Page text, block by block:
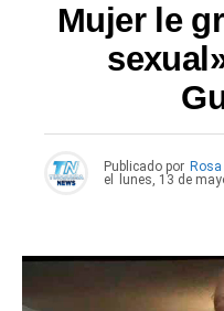
Mujer le
Publicado por
el
lunes, 13 de